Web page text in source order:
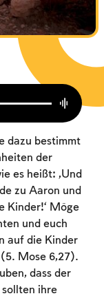
dazu bestimmt
der
es heißt: „Und
zu Aaron und
Kinder!‘ Möge
und euch
auf die Kinder
(5. Mose 6,27).
dass der
ihre